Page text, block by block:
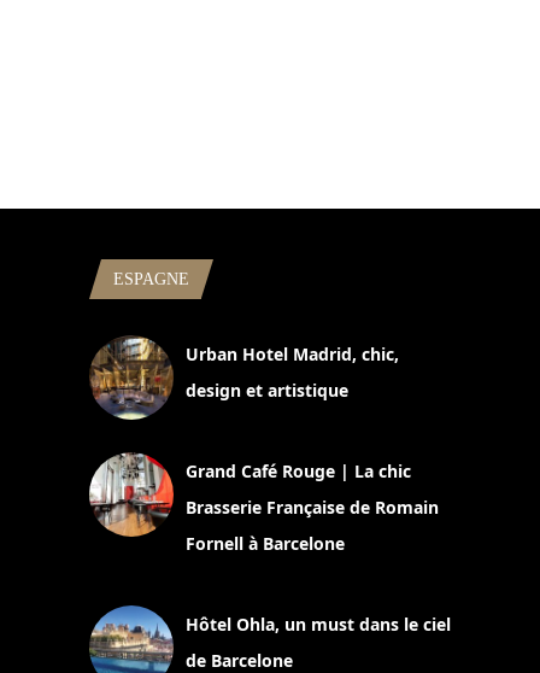
ESPAGNE
Urban Hotel Madrid, chic,
design et artistique
Grand Café Rouge | La chic
Brasserie Française de Romain
Fornell à Barcelone
Hôtel Ohla, un must dans le ciel
de Barcelone